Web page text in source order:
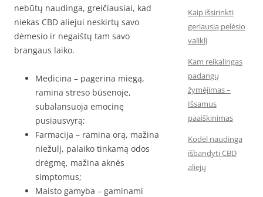
nebūtų naudinga, greičiausiai, kad
niekas CBD aliejui neskirtų savo
dėmesio ir negaištų tam savo
brangaus laiko.
Medicina – pagerina miegą,
ramina streso būsenoje,
subalansuoja emocinę
pusiausvyrą;
Farmacija – ramina orą, mažina
niežulį, palaiko tinkamą odos
drėgmę, mažina aknės
simptomus;
Maisto gamyba – gaminami
Kaip išsirinkti
geriausią pelėsio
valiklį
Kam reikalingas
padangų
žymėjimas –
Išsamus
paaiškinimas
Kodėl naudinga
išbandyti CBD
aliejų